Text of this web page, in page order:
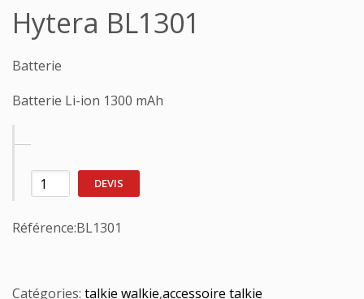
Hytera BL1301
Batterie
Batterie Li-ion 1300 mAh
DEVIS
Référence:BL1301
Catégories: talkie walkie,accessoire talkie